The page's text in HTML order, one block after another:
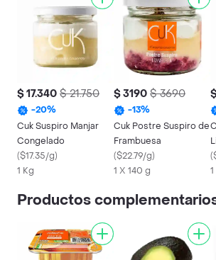
$ 17.340 $ 21.750
-20%
Cuk Suspiro Manjar
Congelado
($17.35/g)
1 Kg
$ 3190 $ 3690
-13%
Cuk Postre Suspiro de
Frambuesa
($22.79/g)
1 X 140 g
(
Productos